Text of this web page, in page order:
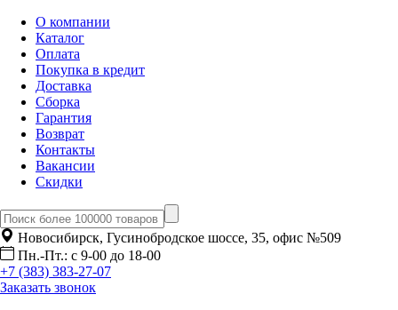
О компании
Каталог
Оплата
Покупка в кредит
Доставка
Сборка
Гарантия
Возврат
Контакты
Вакансии
Скидки
Новосибирск, Гусинобродское шоссе, 35, офис №509
Пн.-Пт.: с 9-00 до 18-00
+7 (383) 383-27-07
Заказать звонок